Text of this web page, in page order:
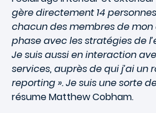
gère directement 14
chacun des membres de mon
phase avec les stratégies de
Je suis aussi en interaction
services, auprès de qui j’ai un
reporting ». Je suis une sorte
résume Matthew Cobham.